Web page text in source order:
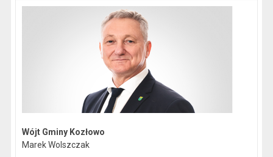
Wójt Gminy Kozłowo
Marek Wolszczak